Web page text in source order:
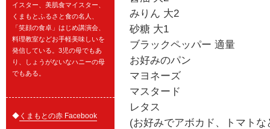
みりん 大2
砂糖 大1
ブラックペッパー 適量
お好みのパン
マヨネーズ
マスタード
レタス
(お好みでアボカド、トマトな
イスター、美肌食マイスター、
くまもとふるさと食の名人、
「笑顔の食卓」はじめ講演会、
料理教室などお手軽美味しいを
発信している。3児の母でもあ
り、しょうがないなハニーの母
でもある。
◆ くまもとの赤 Facebook